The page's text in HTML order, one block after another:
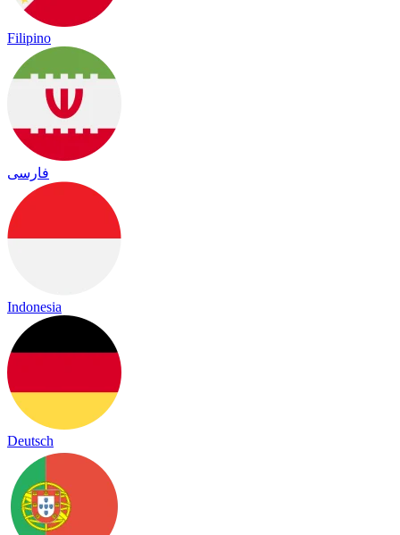
Filipino
فارسی
Indonesia
Deutsch